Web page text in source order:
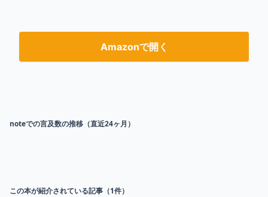
Amazonで開く
noteでの言及数の推移（直近24ヶ月）
この本が紹介されている記事（1件）